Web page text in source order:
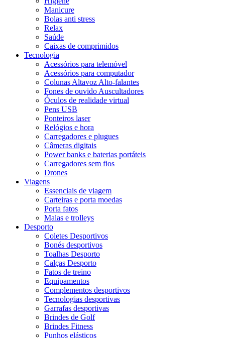
Manicure
Bolas anti stress
Relax
Saúde
Caixas de comprimidos
Tecnologia
Acessórios para telemóvel
Acessórios para computador
Colunas Altavoz Alto-falantes
Fones de ouvido Auscultadores
Óculos de realidade virtual
Pens USB
Ponteiros laser
Relógios e hora
Carregadores e plugues
Câmeras digitais
Power banks e baterias portáteis
Carregadores sem fios
Drones
Viagens
Essenciais de viagem
Carteiras e porta moedas
Porta fatos
Malas e trolleys
Desporto
Coletes Desportivos
Bonés desportivos
Toalhas Desporto
Calças Desporto
Fatos de treino
Equipamentos
Complementos desportivos
Tecnologias desportivas
Garrafas desportivas
Brindes de Golf
Brindes Fitness
Punhos elásticos